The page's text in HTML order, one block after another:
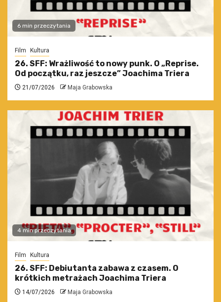
6 min przeczytania
Film Kultura
26. SFF: Wrażliwość to nowy punk. O „Reprise.
Od początku, raz jeszcze” Joachima Triera
21/07/2026 Maja Grabowska
4 min przeczytania
Film Kultura
26. SFF: Debiutanta zabawa z czasem. O
krótkich metrażach Joachima Triera
14/07/2026 Maja Grabowska